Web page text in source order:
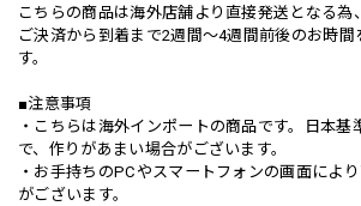
こちらの商品は海外店舗より直接発送となる為、
ご決済から到着まで2週間〜4週間前後のお時間
す。
■注意事項
・こちらは海外インポートの商品です。日本基
で、作りがあまい場合がございます。
・お手持ちのPCやスマートフォンの画面によ
がございます。